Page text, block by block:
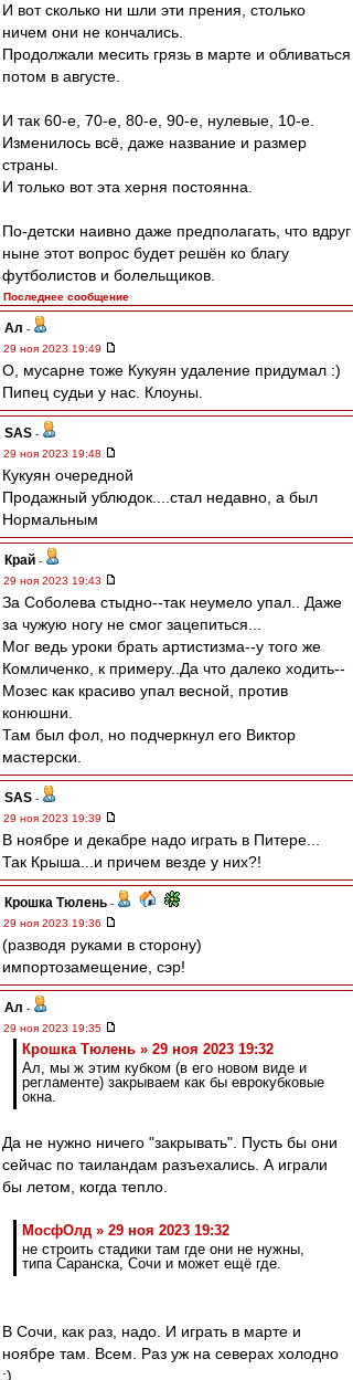
И вот сколько ни шли эти прения, столько
ничем они не кончались.
Продолжали месить грязь в марте и обливаться
потом в августе.
И так 60-е, 70-е, 80-е, 90-е, нулевые, 10-е.
Изменилось всё, даже название и размер
страны.
И только вот эта херня постоянна.
По-детски наивно даже предполагать, что вдруг
ныне этот вопрос будет решён ко благу
футболистов и болельщиков.
Последнее сообщение
Ал -
29 ноя 2023 19:49
О, мусарне тоже Кукуян удаление придумал :)
Пипец судьи у нас. Клоуны.
SAS -
29 ноя 2023 19:48
Кукуян очередной
Продажный ублюдок....стал недавно, а был
Нормальным
Край -
29 ноя 2023 19:43
За Соболева стыдно--так неумело упал.. Даже
за чужую ногу не смог зацепиться...
Мог ведь уроки брать артистизма--у того же
Комличенко, к примеру..Да что далеко ходить--
Мозес как красиво упал весной, против
конюшни.
Там был фол, но подчеркнул его Виктор
мастерски.
SAS -
29 ноя 2023 19:39
В ноябре и декабре надо играть в Питере...
Так Крыша...и причем везде у них?!
Крошка Тюлень -
29 ноя 2023 19:36
(разводя руками в сторону)
импортозамещение, сэр!
Ал -
29 ноя 2023 19:35
Крошка Тюлень » 29 ноя 2023 19:32
Ал, мы ж этим кубком (в его новом виде и
регламенте) закрываем как бы еврокубковые
окна.
Да не нужно ничего "закрывать". Пусть бы они
сейчас по таиландам разъехались. А играли
бы летом, когда тепло.
МосфОлд » 29 ноя 2023 19:32
не строить стадики там где они не нужны,
типа Саранска, Сочи и может ещё где.
В Сочи, как раз, надо. И играть в марте и
ноябре там. Всем. Раз уж на северах холодно
:)